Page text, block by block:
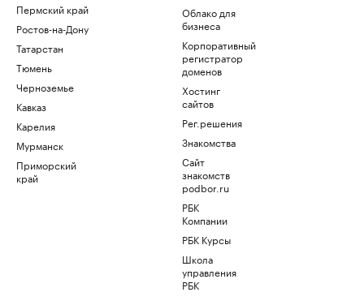
Пермский край
Ростов-на-Дону
Татарстан
Тюмень
Черноземье
Кавказ
Карелия
Мурманск
Приморский
край
Облако для
бизнеса
Корпоративный
регистратор
доменов
Хостинг
сайтов
Рег.решения
Знакомства
Сайт
знакомств
podbor.ru
РБК
Компании
РБК Курсы
Школа
управления
РБК